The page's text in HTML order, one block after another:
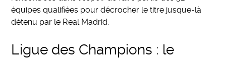
équipes qualifiées pour décrocher le titre jusque-là
détenu par le Real Madrid.
Ligue des Champions : le